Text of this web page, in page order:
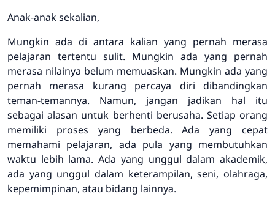
Anak-anak sekalian,
Mungkin ada di antara kalian yang pernah merasa
pelajaran tertentu sulit. Mungkin ada yang pernah
merasa nilainya belum memuaskan. Mungkin ada yang
pernah merasa kurang percaya diri dibandingkan
teman-temannya. Namun, jangan jadikan hal itu
sebagai alasan untuk berhenti berusaha. Setiap orang
memiliki proses yang berbeda. Ada yang cepat
memahami pelajaran, ada pula yang membutuhkan
waktu lebih lama. Ada yang unggul dalam akademik,
ada yang unggul dalam keterampilan, seni, olahraga,
kepemimpinan, atau bidang lainnya.